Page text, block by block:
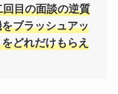
目の面談の逆質
ブラッシュアッ
どれだけもらえ